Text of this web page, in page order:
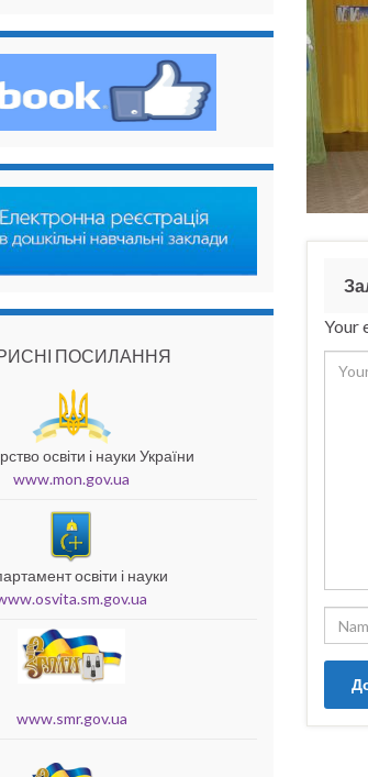
Your
ПОСИЛАННЯ
освіти і науки України
www.mon.gov.ua
освіти і науки
www.smr.gov.ua